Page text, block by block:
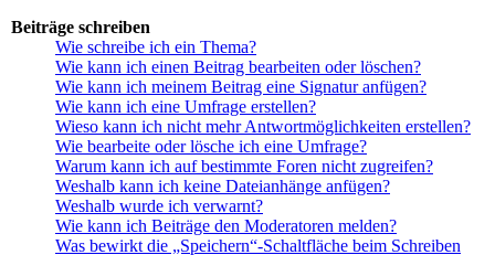
Beiträge schreiben
Wie schreibe ich ein Thema?
Wie kann ich einen Beitrag bearbeiten oder löschen?
Wie kann ich meinem Beitrag eine Signatur anfügen?
Wie kann ich eine Umfrage erstellen?
Wieso kann ich nicht mehr Antwortmöglichkeiten erstellen?
Wie bearbeite oder lösche ich eine Umfrage?
Warum kann ich auf bestimmte Foren nicht zugreifen?
Weshalb kann ich keine Dateianhänge anfügen?
Weshalb wurde ich verwarnt?
Wie kann ich Beiträge den Moderatoren melden?
Was bewirkt die „Speichern“-Schaltfläche beim Schreiben